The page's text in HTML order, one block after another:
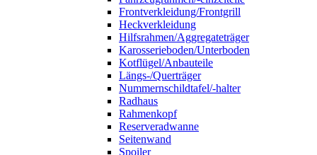
Frontverkleidung/Frontgrill
Heckverkleidung
Hilfsrahmen/Aggregateträger
Karosserieboden/Unterboden
Kotflügel/Anbauteile
Längs-/Querträger
Nummernschildtafel/-halter
Radhaus
Rahmenkopf
Reserveradwanne
Seitenwand
Spoiler